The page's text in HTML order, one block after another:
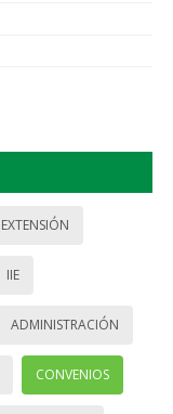
EXTENSIÓN
IIE
ADMINISTRACIÓN
CONVENIOS